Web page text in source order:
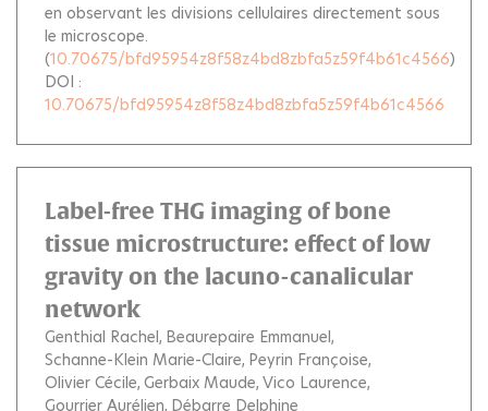
en observant les divisions cellulaires directement sous
le microscope.
(10.70675/bfd95954z8f58z4bd8zbfa5z59f4b61c4566)
DOI :
10.70675/bfd95954z8f58z4bd8zbfa5z59f4b61c4566
Label-free THG imaging of bone
tissue microstructure: effect of low
gravity on the lacuno-canalicular
network
Genthial Rachel Beaurepaire Emmanuel
Schanne-Klein Marie-Claire Peyrin Françoise
Olivier Cécile Gerbaix Maude Vico Laurence
Gourrier Aurélien Débarre Delphine